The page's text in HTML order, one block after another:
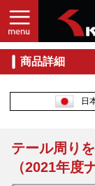
商品詳細
日
テール周り
（2021年度